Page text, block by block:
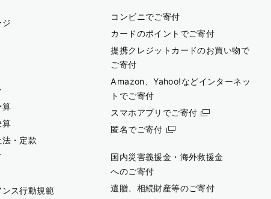
算
算
・定款
ス行動規範
コンビニでご寄付
カードのポイントでご寄付
提携クレジットカードのお買い物で
ご寄付
Amazon、Yahoo!などインターネッ
トでご寄付
スマホアプリでご寄付
匿名でご寄付
国内災害義援金・海外救援金
へのご寄付
遺贈、相続財産等のご寄付